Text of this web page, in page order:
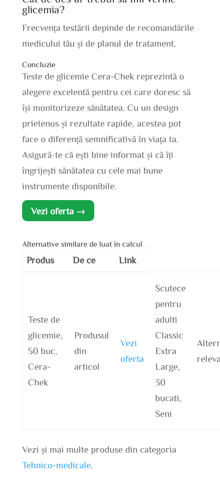
glicemia?
Frecvența testării depinde de recomandările
medicului tău și de planul de tratament.
Concluzie
Teste de glicemie Cera-Chek reprezintă o
alegere excelentă pentru cei care doresc să
își monitorizeze sănătatea. Cu un design
prietenos și rezultate rapide, acestea pot
face o diferență semnificativă în viața ta.
Asigură-te că ești bine informat și că îți
îngrijești sănătatea cu cele mai bune
instrumente disponibile.
Vezi oferta →
Alternative similare de luat în calcul
Produs De ce Link
Teste de
glicemie,
50 buc,
Cera-
Chek
Produsul
din
articol
Vezi
oferta
Scutece
pentru
adulti
Classic
Extra
Large,
30
bucati,
Seni
Vezi și mai multe produse din categoria
Tehnico-medicale.